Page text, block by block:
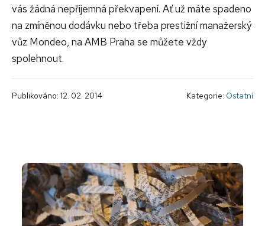
vás žádná nepříjemná překvapení. Ať už máte spadeno
na zmíněnou dodávku nebo třeba prestižní manažerský
vůz Mondeo, na AMB Praha se můžete vždy
spolehnout.
Publikováno: 12. 02. 2014 Kategorie: Ostatní